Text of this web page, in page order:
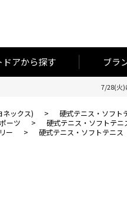
ドアから探す ブラ
7/28(火)
ネックス) > 硬式テニス・ソフト
ーツ > 硬式テニス・ソフトテニ
ー > 硬式テニス・ソフトテニス